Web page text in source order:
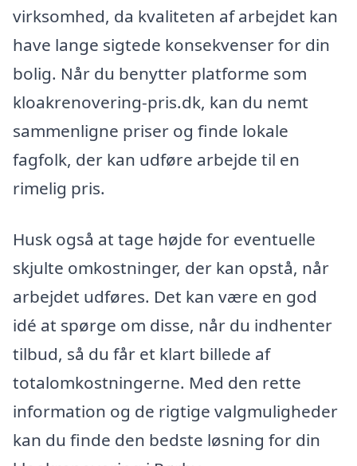
virksomhed, da kvaliteten af arbejdet kan
have lange sigtede konsekvenser for din
bolig. Når du benytter platforme som
kloakrenovering-pris.dk, kan du nemt
sammenligne priser og finde lokale
fagfolk, der kan udføre arbejde til en
rimelig pris.
Husk også at tage højde for eventuelle
skjulte omkostninger, der kan opstå, når
arbejdet udføres. Det kan være en god
idé at spørge om disse, når du indhenter
tilbud, så du får et klart billede af
totalomkostningerne. Med den rette
information og de rigtige valgmuligheder
kan du finde den bedste løsning for din